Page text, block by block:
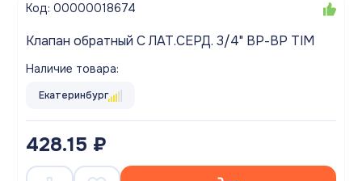
Код: 00000018674
Клапан обратный С ЛАТ.СЕРД. 3/4" ВР-ВР TIM
Наличие товара:
Екатеринбург
428.15 ₽